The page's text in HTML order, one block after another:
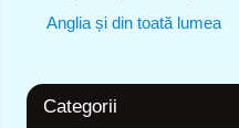
Anglia și din toată lumea
Categorii